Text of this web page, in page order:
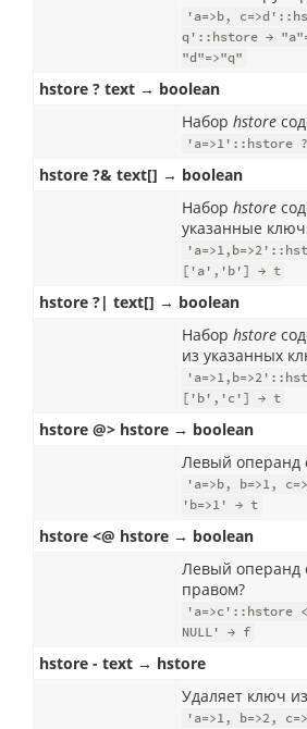
'a=>b,
q'::hstore →
"d"=>"q"
hstore ? text → boolean
Набор hstore
hstore ?& text[] → boolean
Набор hstore
указанные
['a','b'] → t
hstore ?| text[] → boolean
Набор hstore
из указанных
['b','c'] → t
hstore @> hstore → boolean
Левый операнд
'a=>b, b=>1,
'b=>1' → t
hstore <@ hstore → boolean
Левый операнд
правом?
'a=>c'::hstore
NULL' → f
hstore - text → hstore
Удаляет ключ
'a=>1, b=>2,